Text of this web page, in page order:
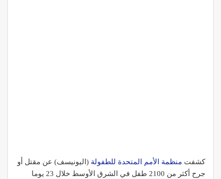
كشفت منظمة الأمم المتحدة للطفولة (اليونيسف) عن مقتل أو
جرح أكثر من 2100 طفل في الشرق الأوسط خلال 23 يوما